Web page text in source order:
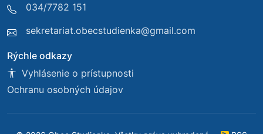
034/7782 151
sekretariat.obecstudienka@gmail.com
Rýchle odkazy
Vyhlásenie o prístupnosti
Ochranu osobných údajov